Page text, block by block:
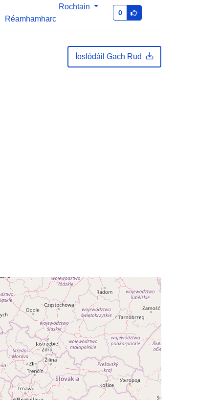
Rochtain
Réamhamharc
0
Íoslódáil Gach Rud
Nuashonraithe ar data.europa.eu:
18 July 2026
Comhordanáidí: [ [ 9.0966, 50.5819